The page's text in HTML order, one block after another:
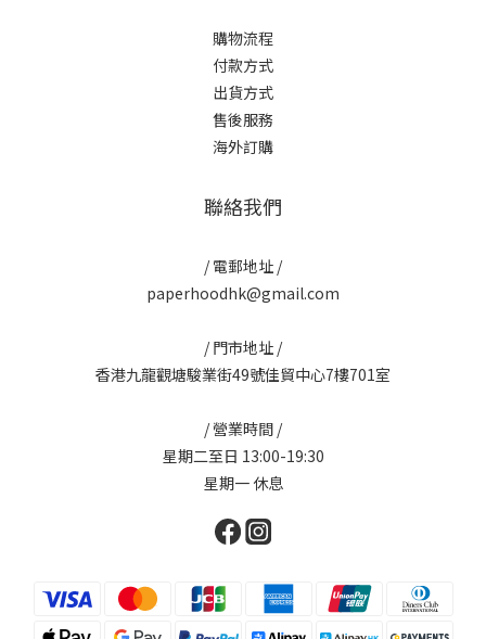
購物流程
付款方式
出貨方式
售後服務
海外訂購
聯絡我們
/ 電郵地址 /
paperhoodhk@gmail.com
/ 門市地址 /
香港九龍觀塘駿業街49號佳貿中心7樓701室
/ 營業時間 /
星期二至日 13:00-19:30
星期一 休息